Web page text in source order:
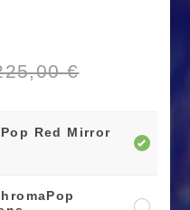
€
Red Mirror